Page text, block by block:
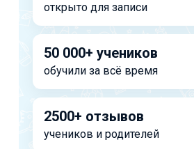
открыто для записи
50 000+ учеников
обучили за всё время
2500+ отзывов
учеников и родителей